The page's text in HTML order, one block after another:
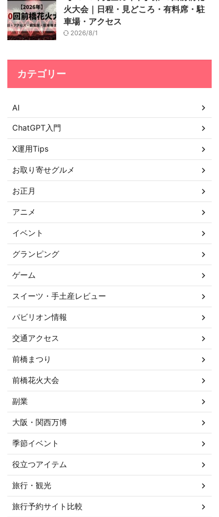
火大会｜日程・見どころ・有料席・駐
車場・アクセス
2026/8/1
カテゴリー
AI
ChatGPT入門
X運用Tips
お取り寄せグルメ
お正月
アニメ
イベント
グランピング
ゲーム
スイーツ・手土産レビュー
パビリオン情報
交通アクセス
前橋まつり
前橋花火大会
副業
大阪・関西万博
季節イベント
役立つアイテム
旅行・観光
旅行予約サイト比較